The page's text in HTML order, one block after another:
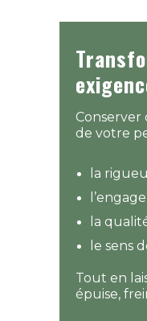
Conserver
de votre
la
la
le sens
Tout en
épuise,